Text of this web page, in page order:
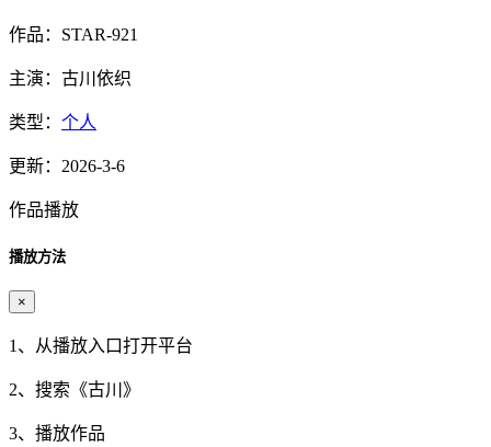
作品：STAR-921
主演：古川依织
类型： 个人
更新：2026-3-6
作品播放
播放方法
×
1、从播放入口打开平台
2、搜索《古川 》
3、播放作品